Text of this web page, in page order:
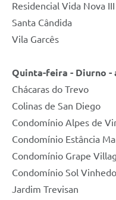
Residencial Vida Nova III
Santa Cândida
Vila Garcês
Quinta-feira - Diurno -
Chácaras do Trevo
Colinas de San Diego
Condomínio Alpes de
Condomínio Estância
Condomínio Grape
Condomínio Sol
Jardim Trevisan